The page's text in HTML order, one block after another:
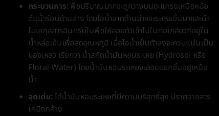
กระบวนการ: พืชปริมาณมากจะถูกวางบนตะแกรงเหนือหม้อ
ต้มน้ำร้อนด้านล่าง โดยไอน้ำจากด้านล่างจะระเหยขึ้นมาและนำ
โมเลกุลสารอินทรีย์ในพืชให้ลอยตัวเข้าไปในท่อเกลียวที่อยู่ใน
น้ำหล่อเย็นเพื่อลดอุณหภูมิ เมื่อไอน้ำเย็นตัวลงจะควบแน่นเป็น
ของเหลว เรียกว่า น้ำสกัดน้ำมันหอมระเหย (Hydrosol หรือ
Floral Water) โดยน้ำมันหอมระเหยจะลอยแยกชั้นอยู่เหนือ
น้ำ
จุดเด่น: ได้น้ำมันหอมระเหยที่มีความบริสุทธิ์สูง ปราศจากสาร
เคมีตกค้าง